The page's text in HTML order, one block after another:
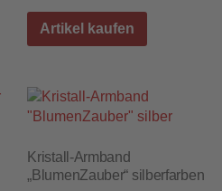
Artikel kaufen
Kristall-Armband
„BlumenZauber“ silberfarben